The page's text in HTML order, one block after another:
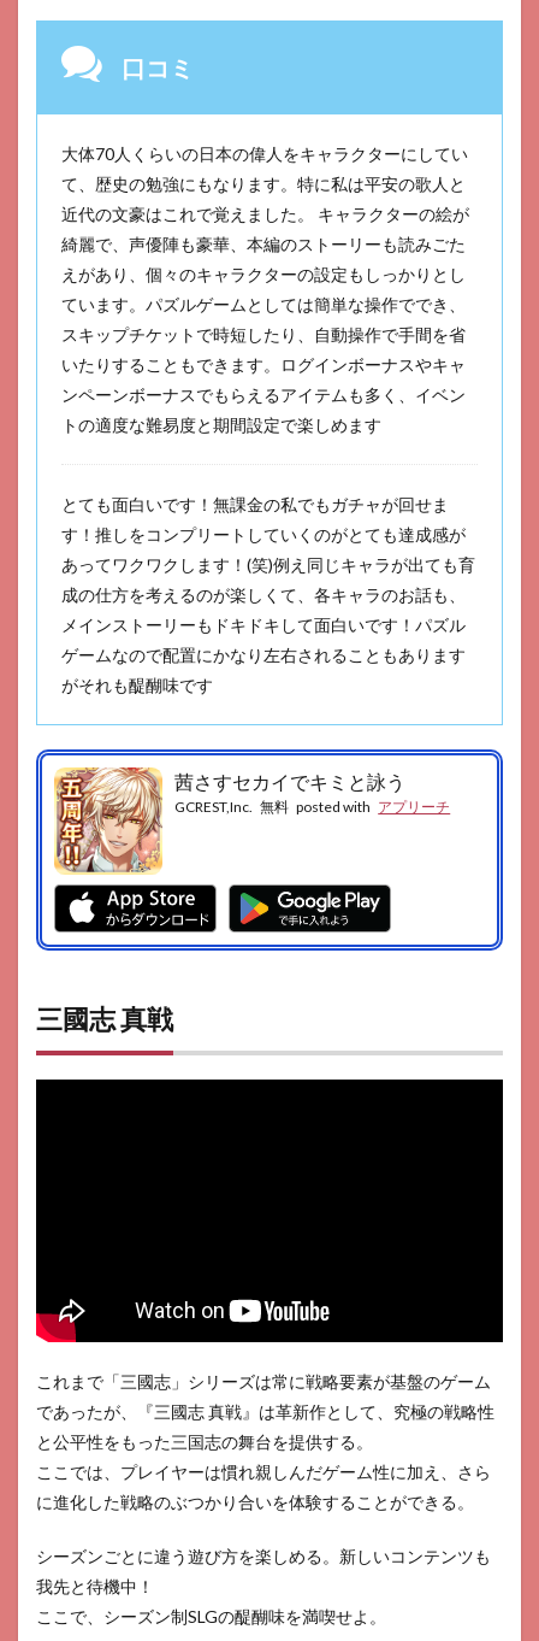
口コミ
大体70人くらいの日本の偉人をキャラクターにしてい
て、歴史の勉強にもなります。特に私は平安の歌人と
近代の文豪はこれで覚えました。 キャラクターの絵が
綺麗で、声優陣も豪華、本編のストーリーも読みごた
えがあり、個々のキャラクターの設定もしっかりとし
ています。パズルゲームとしては簡単な操作ででき、
スキップチケットで時短したり、自動操作で手間を省
いたりすることもできます。ログインボーナスやキャ
ンペーンボーナスでもらえるアイテムも多く、イベン
トの適度な難易度と期間設定で楽しめます
とても面白いです！無課金の私でもガチャが回せま
す！推しをコンプリートしていくのがとても達成感が
あってワクワクします！(笑)例え同じキャラが出ても育
成の仕方を考えるのが楽しくて、各キャラのお話も、
メインストーリーもドキドキして面白いです！パズル
ゲームなので配置にかなり左右されることもあります
がそれも醍醐味です
茜さすセカイでキミと詠う
GCREST,Inc. 無料 posted with アプリーチ
三國志 真戦
これまで「三國志」シリーズは常に戦略要素が基盤のゲーム
であったが、『三國志 真戦』は革新作として、究極の戦略性
と公平性をもった三国志の舞台を提供する。
ここでは、プレイヤーは慣れ親しんだゲーム性に加え、さら
に進化した戦略のぶつかり合いを体験することができる。
シーズンごとに違う遊び方を楽しめる。新しいコンテンツも
我先と待機中！
ここで、シーズン制SLGの醍醐味を満喫せよ。